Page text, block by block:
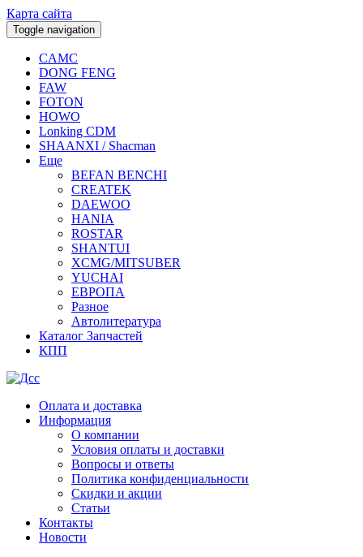
Карта сайта
Toggle navigation
CAMC
DONG FENG
FAW
FOTON
HOWO
Lonking CDM
SHAANXI / Shacman
Еще
BEFAN BENCHI
CREATEK
DAEWOO
HANIA
ROSTAR
SHANTUI
XCMG/MITSUBER
YUCHAI
ЕВРОПА
Разное
Aвтолитература
Каталог Запчастей
КПП
Оплата и доставка
Информация
О компании
Условия оплаты и доставки
Вопросы и ответы
Политика конфиденциальности
Скидки и акции
Статьи
Контакты
Новости